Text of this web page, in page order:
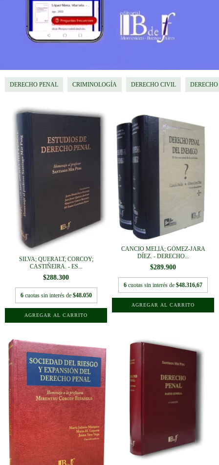
DERECHO PENAL CRIMINOLOGÍA DERECHO CIVIL
SILVA; QUERALT; CORCOY;
CASTIÑEIRA. - ES...
$288.300
6 cuotas sin interés de $48.050
CANCIO MELIÁ; GÓMEZ-JARA
DÍEZ. - DERECHO...
$289.900
6 cuotas sin interés de $48.316,67